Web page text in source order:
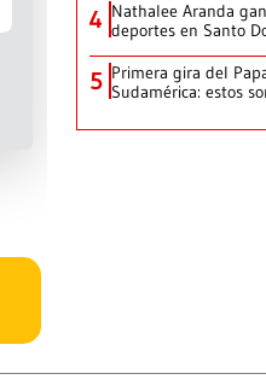
4 Nathalee Aranda
deportes en Santo
5 Primera gira del
Sudamérica: estos